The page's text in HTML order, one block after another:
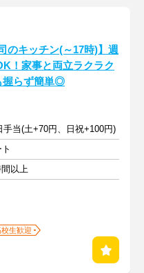
のキッチン(～17時)】週
！家事と両立ラクラク
握らず簡単◎
手当(土+70円、日祝+100円)
以上
校生歓迎